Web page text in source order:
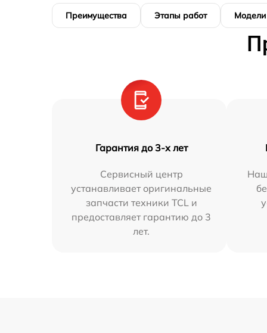
Преимущества Этапы работ Модели
Гарантия до 3-х лет
Сервисный центр
устанавливает оригинальные
запчасти техники TCL и
предоставляет гарантию до 3
лет.
Наш